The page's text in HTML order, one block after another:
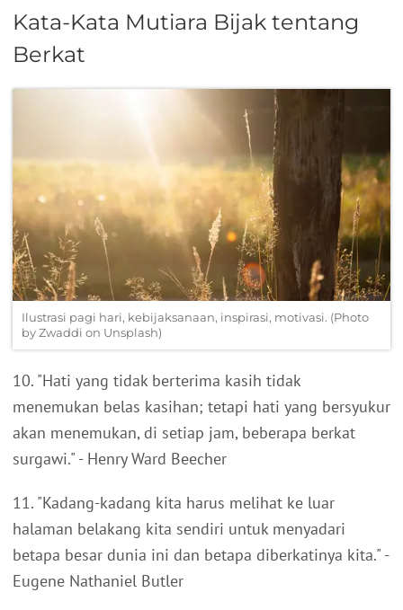
Kata-Kata Mutiara Bijak tentang
Berkat
Ilustrasi pagi hari, kebijaksanaan, inspirasi, motivasi. (Photo
by Zwaddi on Unsplash)
10. "Hati yang tidak berterima kasih tidak
menemukan belas kasihan; tetapi hati yang bersyukur
akan menemukan, di setiap jam, beberapa berkat
surgawi." - Henry Ward Beecher
11. "Kadang-kadang kita harus melihat ke luar
halaman belakang kita sendiri untuk menyadari
betapa besar dunia ini dan betapa diberkatinya kita." -
Eugene Nathaniel Butler